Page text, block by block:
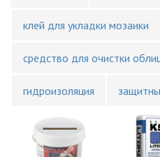
клей для укладки мозаики
средство для очистки
гидроизоляция